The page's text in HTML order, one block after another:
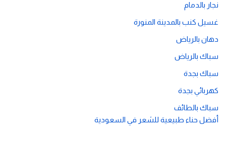
نجار بالدمام
غسيل كنب بالمدينة المنورة
دهان بالرياض
سباك بالرياض
سباك بجدة
كهربائي بجدة
سباك بالطائف
أفضل حناء طبيعية للشعر في السعودية